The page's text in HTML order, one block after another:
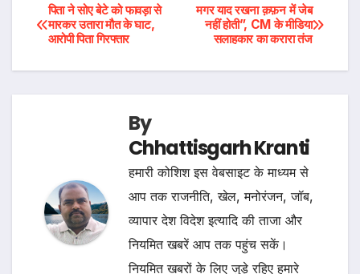
Post
navigation
मगर याद रखना क़फ़न में जेब
नहीं होती”, CM के मीडिया
सलाहकार का करारा तंज
पिता ने सोए बेटे को फावड़ा से
मारकर उतारा मौत के घाट,
आरोपी पिता गिरफ्तार
By
Chhattisgarh Kranti
हमारी कोशिश इस वेबसाइट के माध्यम से
आप तक राजनीति, खेल, मनोरंजन, जॉब,
व्यापार देश विदेश इत्यादि की ताजा और
नियमित खबरें आप तक पहुंच सकें।
नियमित खबरों के लिए जुड़े रहिए हमारे